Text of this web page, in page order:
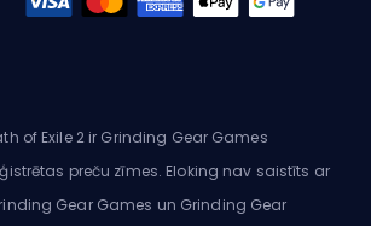
of Exile 2 ir Grinding Gear Games
preču zīmes. Eloking nav saistīts ar
Gear Games un Grinding Gear